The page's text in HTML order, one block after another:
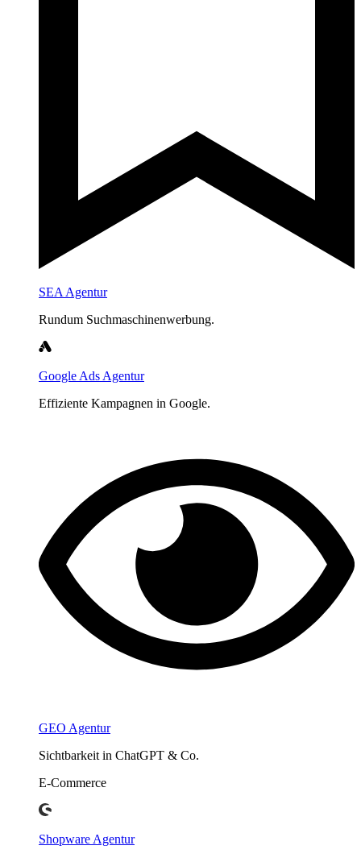
SEA Agentur
Rundum Suchmaschinenwerbung.
Google Ads Agentur
Effiziente Kampagnen in Google.
GEO Agentur
Sichtbarkeit in ChatGPT & Co.
E-Commerce
Shopware Agentur